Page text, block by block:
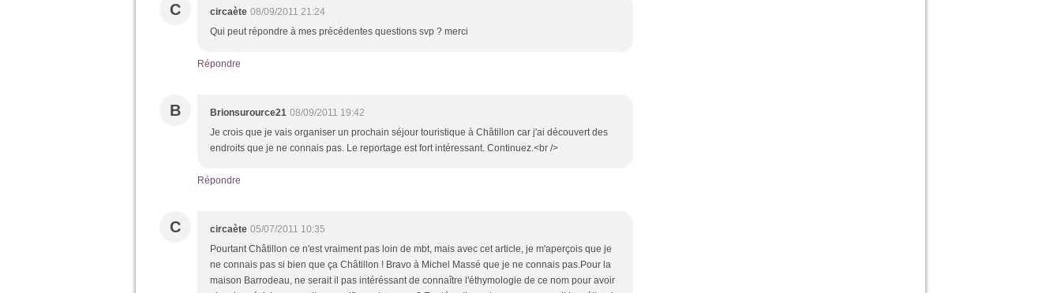
C circaète 08/09/2011 21:24
Qui peut répondre à mes précédentes questions svp ? merci
Répondre
B Brionsurource21 08/09/2011 19:42
Je crois que je vais organiser un prochain séjour touristique à Châtillon car j'ai découvert des
endroits que je ne connais pas. Le reportage est fort intéressant. Continuez.<br />
Répondre
C circaète 05/07/2011 10:35
Pourtant Châtillon ce n'est vraiment pas loin de mbt, mais avec cet article, je m'aperçois que je
ne connais pas si bien que ça Châtillon ! Bravo à Michel Massé que je ne connais pas.Pour la
maison Barrodeau, ne serait il pas intéréssant de connaître l'éthymologie de ce nom pour avoir